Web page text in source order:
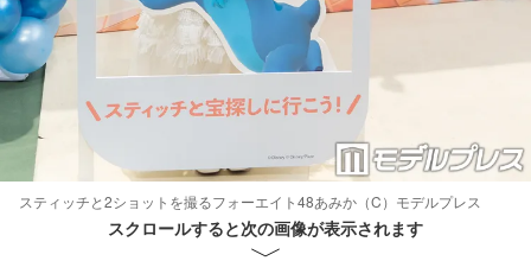
スティッチと2ショットを撮るフォーエイト48あみか（C）モデルプレス
スクロールすると次の画像が表示されます